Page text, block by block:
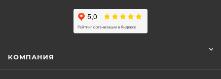
КОМПАНИЯ